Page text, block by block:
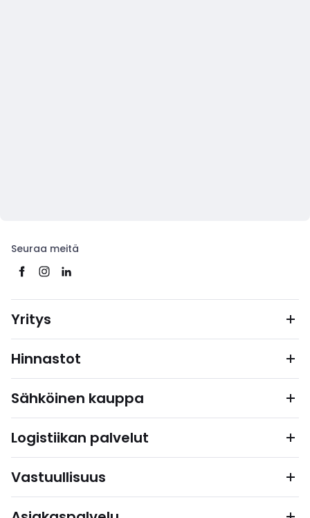
Seuraa meitä
Yritys
Hinnastot
Sähköinen kauppa
Logistiikan palvelut
Vastuullisuus